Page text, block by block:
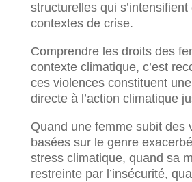
structurelles qui
contextes de crise.
Comprendre les droits des
contexte climatique, c’est
ces violences constituent
directe à l’action climatique
Quand une femme subit des
basées sur le genre
stress climatique, quand sa
restreinte par l’insécurité,